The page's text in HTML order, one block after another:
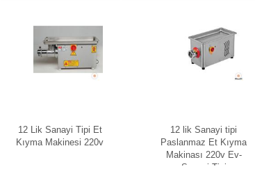
12 Lik Sanayi Tipi Et
Kıyma Makinesi 220v
12 lik Sanayi tipi
Paslanmaz Et Kıyma
Makinası 220v Ev-